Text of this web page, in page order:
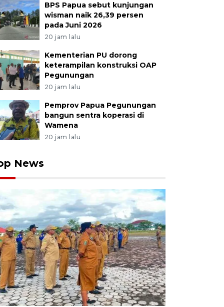
BPS Papua sebut kunjungan
wisman naik 26,39 persen
pada Juni 2026
20 jam lalu
Kementerian PU dorong
keterampilan konstruksi OAP
Pegunungan
20 jam lalu
Pemprov Papua Pegunungan
bangun sentra koperasi di
Wamena
20 jam lalu
News